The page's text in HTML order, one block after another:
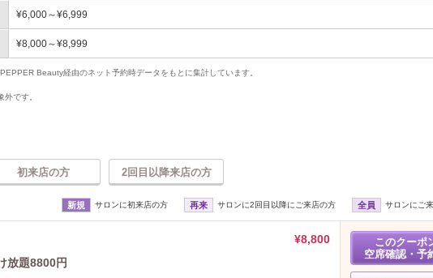
¥6,000～¥6,999
¥8,000～¥8,999
Beauty経由のネット予約時データをもとに集計しています。
です。
初来店の方 2回目以降来店の方
新規 サロンに初来店の方 再来 サロンに2回目以降にご来店の方 全員 サロンにご
¥8,800
放題8800円
このクーポ
空席確認・予